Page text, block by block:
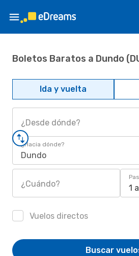
Boletos Baratos a Dundo
Ida y vuelta
¿Desde dónde?
¿Hacia dónde?
Dundo
¿Cuándo? 1
Vuelos directos
Buscar